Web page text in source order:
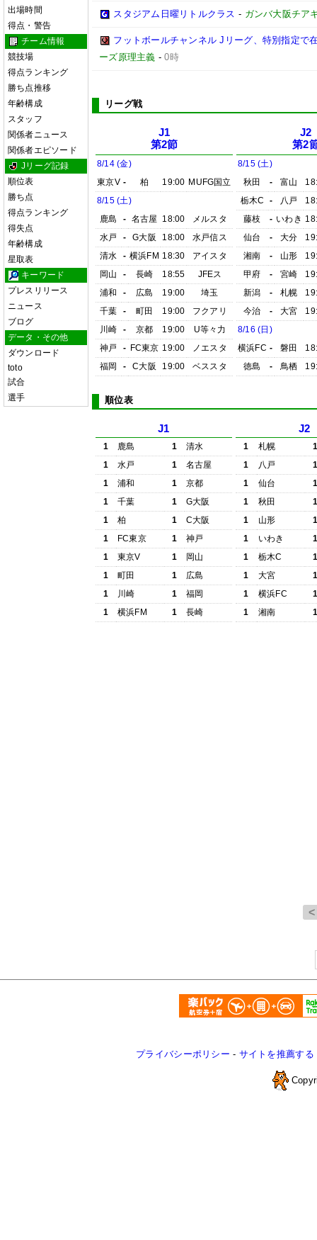
出場時間
得点・警告
チーム情報
競技場
得点ランキング
勝ち点推移
年齢構成
スタッフ
関係者ニュース
関係者エピソード
Jリーグ記録
順位表
勝ち点
得点ランキング
得失点
年齢構成
星取表
キーワード
プレスリリース
ニュース
ブログ
データ・その他
ダウンロード
toto
試合
選手
スタジアム日曜リトルクラス - ガンバ大阪チア
フットボールチャンネル Jリーグ、特別指定で
ーズ原理主義 -0時
リーグ戦
J1
第2節
8/14 (金)
東京V - 柏 19:00 MUFG国立
8/15 (土)
鹿島
- 名古屋 18:00
メルスタ
水戸
- G大阪 18:00
水戸信ス
清水
- 横浜FM 18:30
アイスタ
岡山
- 長崎 18:55
JFEス
浦和
- 広島 19:00
埼玉
千葉
- 町田 19:00
フクアリ
川崎
- 京都 19:00
U等々力
神戸
- FC東京 19:00
ノエスタ
福岡
- C大阪 19:00 ベススタ
J2
第2
8/15 (土)
秋田
- 富山
栃木C
- 八戸
藤枝
- いわき
仙台
- 大分
湘南
- 山形
甲府
- 宮崎
新潟
- 札幌
今治
- 大宮
8/16 (日)
横浜FC - 磐田
徳島
- 鳥栖
順位表
J1
1 鹿島 1
清水
1
水戸 1
名古屋
1
浦和 1
京都
1
千葉 1
G大阪
1
柏 1
C大阪
1
FC東京 1
神戸
1
東京V 1
岡山
1
町田 1
広島
1
川崎 1
福岡
1
横浜FM 1 長崎
J2
1 札幌
1
八戸
1
仙台
1
秋田
1
山形
1
いわき
1
栃木C
1
大宮
1
横浜FC
1
湘南
プライバシーポリシー - サイトを推薦する